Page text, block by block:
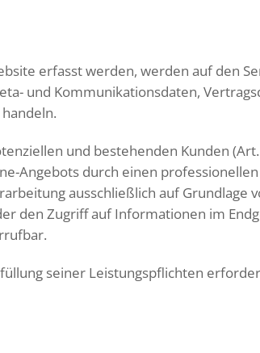
erfasst werden, werden auf den
und Kommunikationsdaten,
und bestehenden Kunden (Art.
Angebots durch einen
ausschließlich auf Grundlage
den Zugriff auf Informationen im
seiner Leistungspflichten